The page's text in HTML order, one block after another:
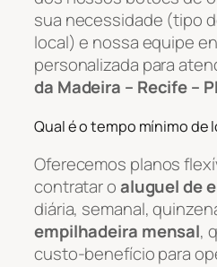
sua necessidade (tipo
local) e nossa equipe
personalizada para
da Madeira – Recife –
Qual é o tempo mínimo de
Oferecemos planos
contratar oaluguel de
diária, semanal,
empilhadeira mensal,
custo-benefício para